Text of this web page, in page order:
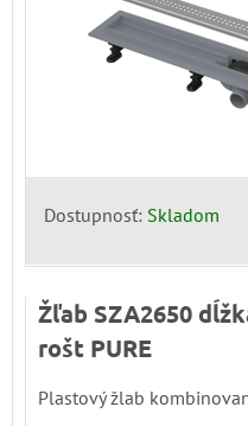
Dostupnosť: Skladom
Žľab SZA2650
rošt PURE
Plastový žlab